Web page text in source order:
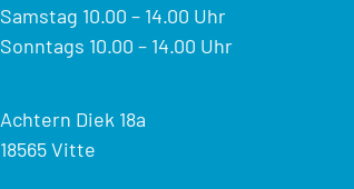
Samstag 10.00 – 14.00 Uhr
Sonntags 10.00 – 14.00 Uhr
Achtern Diek 18a
18565 Vitte